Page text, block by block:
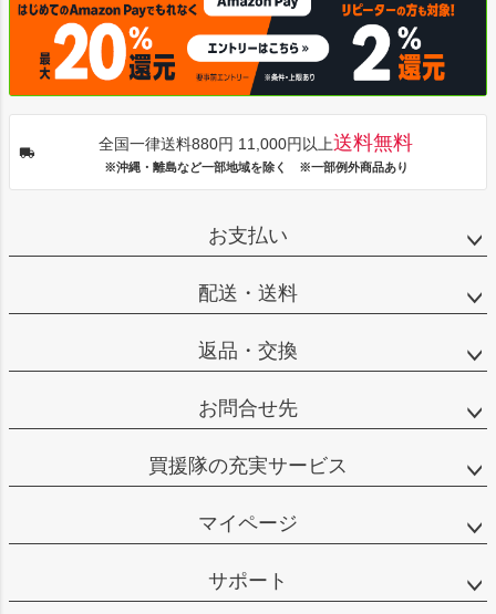
全国一律送料880円 11,000円以上送料無料
※沖縄・離島など一部地域を除く ※一部例外商品あり
お支払い
配送・送料
返品・交換
お問合せ先
買援隊の充実サービス
マイページ
サポート